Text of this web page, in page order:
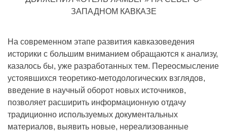
На современном этапе развития кавказоведения
историки с большим вниманием обращаются к анализу,
казалось бы, уже разработанных тем. Переосмысление
устоявшихся теоретико-методологических взглядов,
введение в научный оборот новых источников,
позволяет расширить информационную отдачу
традиционно используемых документальных
материалов, выявить новые, нереализованные